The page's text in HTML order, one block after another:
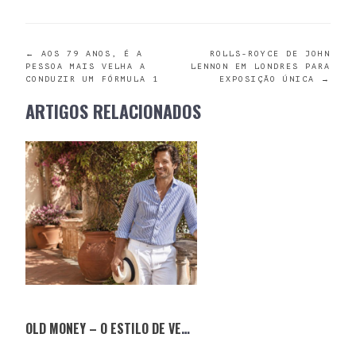
POST
NAVIGATION
←
AOS 79 ANOS, É A
PESSOA MAIS VELHA A
CONDUZIR UM FÓRMULA 1
ROLLS-ROYCE DE JOHN
LENNON EM LONDRES PARA
EXPOSIÇÃO ÚNICA
→
ARTIGOS RELACIONADOS
OLD MONEY – O ESTILO DE VERÃO QUE NUNCA SAI DE MODA